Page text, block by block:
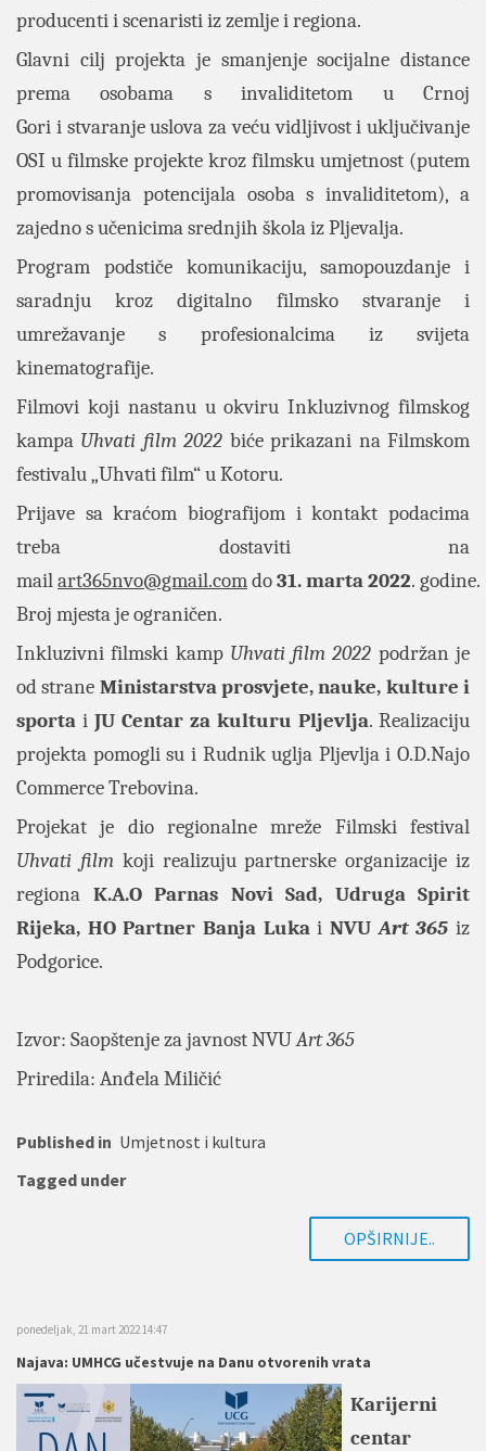
producenti i scenaristi iz zemlje i regiona.
Glavni cilj projekta je smanjenje socijalne distance
prema osobama s invaliditetom u Crnoj
Gori i stvaranje uslova za veću vidljivost i uključivanje
OSI u filmske projekte kroz filmsku umjetnost (putem
promovisanja potencijala osoba s invaliditetom), a
zajedno s učenicima srednjih škola iz Pljevalja.
Program podstiče komunikaciju, samopouzdanje i
saradnju kroz digitalno filmsko stvaranje i
umrežavanje s profesionalcima iz svijeta
kinematografije.
Filmovi koji nastanu u okviru Inkluzivnog filmskog
kampa Uhvati film 2022 biće prikazani na Filmskom
festivalu „Uhvati film“ u Kotoru.
Prijave sa kraćom biografijom i kontakt podacima
treba dostaviti na
mailart365nvo@gmail.comdo31. marta 2022. godine.
Broj mjesta je ograničen.
Inkluzivni filmski kamp Uhvati film 2022 podržan je
od strane Ministarstva prosvjete, nauke, kulture i
sporta i JU Centar za kulturu Pljevlja. Realizaciju
projekta pomogli su i Rudnik uglja Pljevlja i O.D.Najo
Commerce Trebovina.
Projekat je dio regionalne mreže Filmski festival
Uhvati filmkoji realizuju partnerske organizacije iz
regiona K.A.O Parnas Novi Sad, Udruga Spirit
Rijeka, HO Partner Banja LukaiNVUArt 365 iz
Podgorice.
Izvor: Saopštenje za javnost NVUArt 365
Priredila: Anđela Miličić
Published in Umjetnost i kultura
Tagged under
OPŠIRNIJE..
ponedeljak, 21 mart 2022 14:47
Najava: UMHCG učestvuje na Danu otvorenih vrata
Karijerni
centar